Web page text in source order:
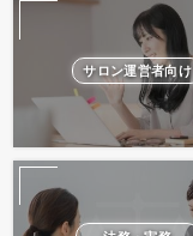
サロン運営者向け